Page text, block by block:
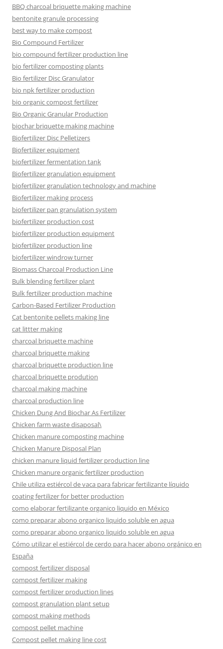
BBQ charcoal briquette making machine
bentonite granule processing
best way to make compost
Bio Compound Fertilizer
bio compound fertilizer production line
bio fertilizer composting plants
Bio fertilizer Disc Granulator
bio npk fertilizer production
bio organic compost fertilizer
Bio Organic Granular Production
biochar briquette making machine
Biofertilizer Disc Pelletizers
Biofertilizer equipment
biofertilizer fermentation tank
Biofertilizer granulation equipment
biofertilizer granulation technology and machine
Biofertilizer making process
biofertilizer pan granulation system
biofertilizer production cost
biofertilizer production equipment
biofertilizer production line
biofertilizer windrow turner
Biomass Charcoal Production Line
Bulk blending fertilizer plant
Bulk fertilizer production machine
Carbon-Based Fertilizer Production
Cat bentonite pellets making line
cat littter making
charcoal briquette machine
charcoal briquette making
charcoal briquette production line
charcoal briquette prodution
charcoal making machine
charcoal production line
Chicken Dung And Biochar As Fertilizer
Chicken farm waste disaposal\
Chicken manure composting machine
Chicken Manure Disposal Plan
chicken manure liquid fertilizer production line
Chicken manure organic fertilizer production
Chile utiliza estiércol de vaca para fabricar fertilizante líquido
coating fertilizer for better production
como elaborar fertilizante organico liquido en México
como preparar abono organico liquido soluble en agua
como preparar abono organico liquido soluble en agua
Cómo utilizar el estiércol de cerdo para hacer abono orgánico en
España
compost fertilizer disposal
compost fertilizer making
compost fertilizer production lines
compost granulation plant setup
compost making methods
compost pellet machine
Compost pellet making line cost